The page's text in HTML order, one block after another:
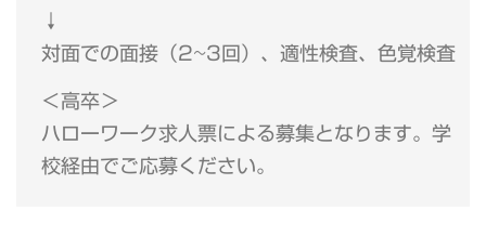
↓
対面での面接（2~3回）、適性検査、色覚検査
＜高卒＞
ハローワーク求人票による募集となります。学
校経由でご応募ください。